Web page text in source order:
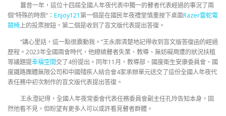
曩昔一年，這位十四屆全國人年夜代表中獨一的瞽者代表經過的事況了兩
個“特殊的時辰”： Enjoy121 第一個是在國民年夜禮堂慎重按下桌面Razer雷蛇電
競椅上的投票按鈕，第二個是收到了盲文版代表提出答復。
“講心里話，這一點很震動我。”王永廓清楚地記得收到盲文版答復函的經過
歷程。2023年全國兩會時代，他繚繞瞽者失業、教導、無妨礙周遭的狀況扶植
等議題提幸福空間交了4份提出。同年11月，教導部、國度衛生安康委員會、國
度鐵路團體無限公司和中國殘疾人結合會4家承辦單元送交了這份全國人年夜代
表任務中初次制作的盲文版代表提出答復。
王永澄記得，全國人年夜常委會代表任務委員會副主任孔玲告知本身，固
然他看不見，但盼望有更多人可以或許看見瞽者群體。